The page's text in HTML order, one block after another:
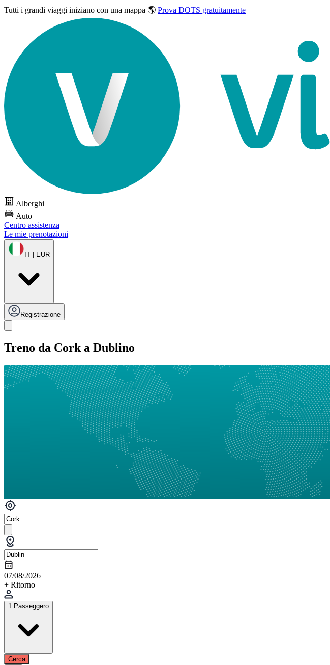
Tutti i grandi viaggi iniziano con una mappa 🌎 Prova DOTS gratuitamente
Alberghi
Auto
Centro assistenza
Le mie prenotazioni
IT | EUR
Registrazione
Treno da Cork a Dublino
07/08/2026
+ Ritorno
1 Passeggero
Cerca